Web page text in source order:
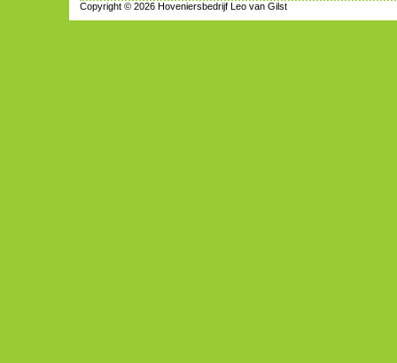
Copyright © 2026 Hoveniersbedrijf Leo van Gilst